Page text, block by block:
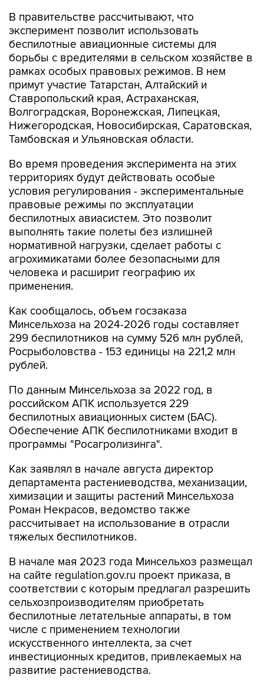
В правительстве рассчитывают, что
эксперимент позволит использовать
беспилотные авиационные системы для
борьбы с вредителями в сельском хозяйстве в
рамках особых правовых режимов. В нем
примут участие Татарстан, Алтайский и
Ставропольский края, Астраханская,
Волгоградская, Воронежская, Липецкая,
Нижегородская, Новосибирская, Саратовская,
Тамбовская и Ульяновская области.
Во время проведения эксперимента на этих
территориях будут действовать особые
условия регулирования - экспериментальные
правовые режимы по эксплуатации
беспилотных авиасистем. Это позволит
выполнять такие полеты без излишней
нормативной нагрузки, сделает работы с
агрохимикатами более безопасными для
человека и расширит географию их
применения.
Как сообщалось, объем госзаказа
Минсельхоза на 2024-2026 годы составляет
299 беспилотников на сумму 526 млн рублей,
Росрыболовства - 153 единицы на 221,2 млн
рублей.
По данным Минсельхоза за 2022 год, в
российском АПК используется 229
беспилотных авиационных систем (БАС).
Обеспечение АПК беспилотниками входит в
программы "Росагролизинга".
Как заявлял в начале августа директор
департамента растениеводства, механизации,
химизации и защиты растений Минсельхоза
Роман Некрасов, ведомство также
рассчитывает на использование в отрасли
тяжелых беспилотников.
В начале мая 2023 года Минсельхоз размещал
на сайте regulation.gov.ru проект приказа, в
соответствии с которым предлагал разрешить
сельхозпроизводителям приобретать
беспилотные летательные аппараты, в том
числе с применением технологии
искусственного интеллекта, за счет
инвестиционных кредитов, привлекаемых на
развитие растениеводства.